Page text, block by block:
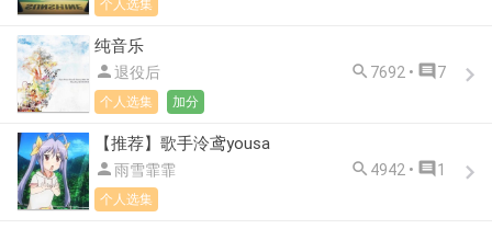
个人选集
纯音乐
退役后  7692 •  7
个人选集 加分
【推荐】歌手泠鸢yousa
雨雪霏霏  4942 •  1
个人选集